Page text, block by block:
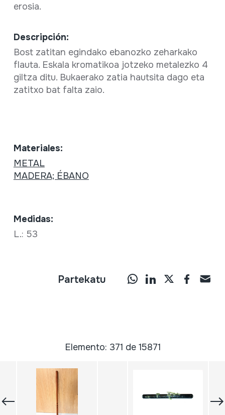
erosia.
Descripción:
Bost zatitan egindako ebanozko zeharkako
flauta. Eskala kromatikoa jotzeko metalezko 4
giltza ditu. Bukaerako zatia hautsita dago eta
zatitxo bat falta zaio.
Materiales:
METAL
MADERA; ÉBANO
Medidas:
L.: 53
Partekatu
Elemento: 371 de 15871